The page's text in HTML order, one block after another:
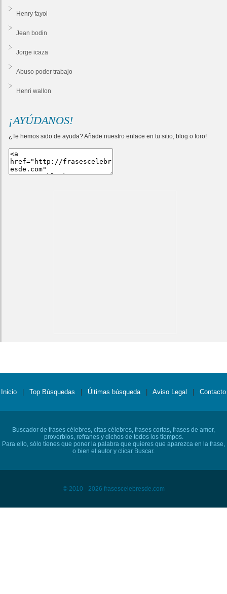
Henry fayol
Jean bodin
Jorge icaza
Abuso poder trabajo
Henri wallon
¡AYÚDANOS!
¿Te hemos sido de ayuda? Añade nuestro enlace en tu sitio, blog o foro!
Inicio Top Búsquedas Últimas búsqueda Aviso Legal Contacto
Buscador de frases célebres, citas célebres, frases cortas, frases de amor,
proverbios, refranes y dichos de todos los tiempos.
Para ello, sólo tienes que poner la palabra que quieres que aparezca en la frase,
o bien el autor y clicar Buscar.
© 2010 - 2026 frasescelebresde.com